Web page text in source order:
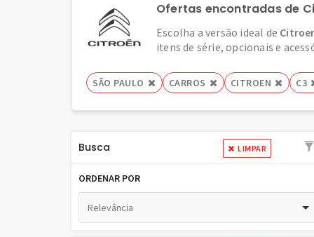
Ofertas encontradas de
Escolha a versão ideal de
itens de série, opcionais e
SÃO PAULO CARROS CITROEN C3
Busca LIMPAR
ORDENAR POR
Relevância